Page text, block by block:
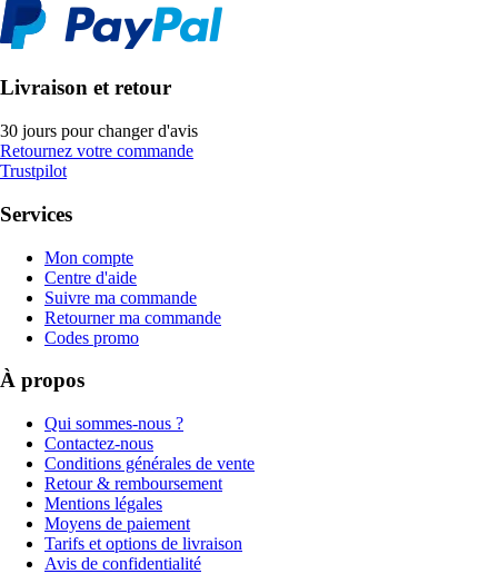
Livraison et retour
30 jours pour changer d'avis
Retournez votre commande
Trustpilot
Services
Mon compte
Centre d'aide
Suivre ma commande
Retourner ma commande
Codes promo
À propos
Qui sommes-nous ?
Contactez-nous
Conditions générales de vente
Retour & remboursement
Mentions légales
Moyens de paiement
Tarifs et options de livraison
Avis de confidentialité